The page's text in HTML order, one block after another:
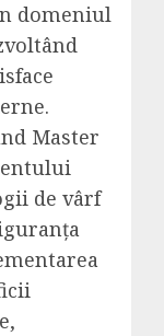
domeniul
Master
de vârf